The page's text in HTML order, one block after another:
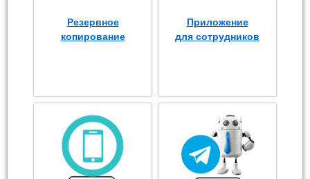
Резервное
копирование
Приложение
для сотрудников